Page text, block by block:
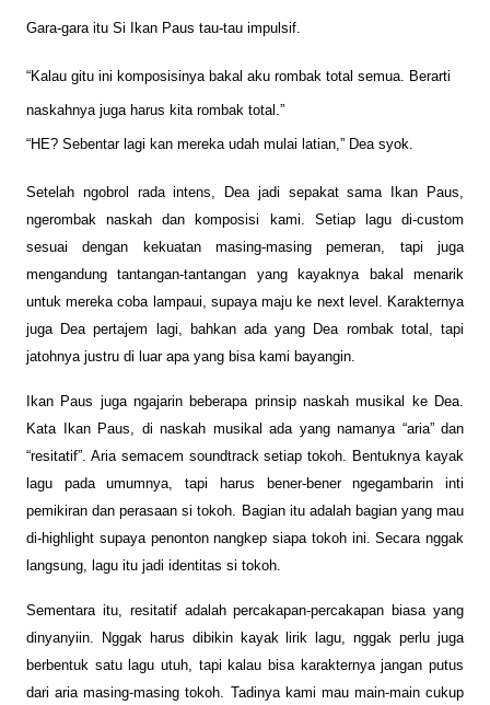
Gara-gara itu Si Ikan Paus tau-tau impulsif.
“Kalau gitu ini komposisinya bakal aku rombak total semua. Berarti
naskahnya juga harus kita rombak total.”
“HE? Sebentar lagi kan mereka udah mulai latian,” Dea syok.
Setelah ngobrol rada intens, Dea jadi sepakat sama Ikan Paus,
ngerombak naskah dan komposisi kami. Setiap lagu di-custom
sesuai dengan kekuatan masing-masing pemeran, tapi juga
mengandung tantangan-tantangan yang kayaknya bakal menarik
untuk mereka coba lampaui, supaya maju ke next level. Karakternya
juga Dea pertajem lagi, bahkan ada yang Dea rombak total, tapi
jatohnya justru di luar apa yang bisa kami bayangin.
Ikan Paus juga ngajarin beberapa prinsip naskah musikal ke Dea.
Kata Ikan Paus, di naskah musikal ada yang namanya “aria” dan
“resitatif”. Aria semacem soundtrack setiap tokoh. Bentuknya kayak
lagu pada umumnya, tapi harus bener-bener ngegambarin inti
pemikiran dan perasaan si tokoh. Bagian itu adalah bagian yang mau
di-highlight supaya penonton nangkep siapa tokoh ini. Secara nggak
langsung, lagu itu jadi identitas si tokoh.
Sementara itu, resitatif adalah percakapan-percakapan biasa yang
dinyanyiin. Nggak harus dibikin kayak lirik lagu, nggak perlu juga
berbentuk satu lagu utuh, tapi kalau bisa karakternya jangan putus
dari aria masing-masing tokoh. Tadinya kami mau main-main cukup